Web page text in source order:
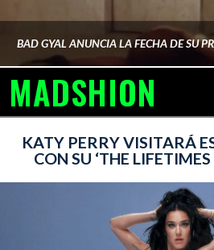
FEBRERO 6,
MADSHION
KATY PERRY VISITARÁ
CON SU ‘THE